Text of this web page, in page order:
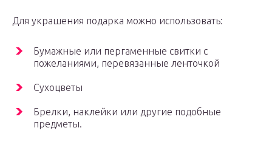
Для украшения подарка можно использовать:
Бумажные или пергаменные свитки с
пожеланиями, перевязанные ленточкой
Сухоцветы
Брелки, наклейки или другие подобные
предметы.